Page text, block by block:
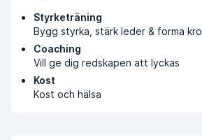
Styrketräning
Bygg styrka, stärk leder & forma
Coaching
Vill ge dig redskapen att lyckas
Kost
Kost och hälsa